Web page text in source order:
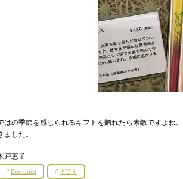
はの季節を感じられるギフトを贈れたら素敵ですよね
ました。
戸恵子
Domanist ギフト